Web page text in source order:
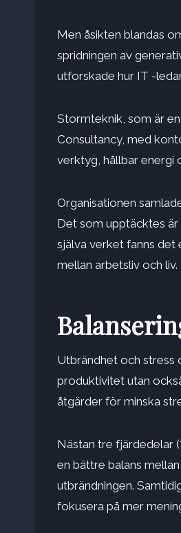
Men åsikten blandas
spridningen av
utforskade hur IT -
Stormteknik, som är
Consultancy, med
verktyg, hållbar energi
Organisationen
Det som upptäcktes
själva verket fanns det
mellan arbetsliv och liv.
Utbrändhet och stress
produktivitet utan
åtgärder för minska
Nästan tre fjärdedelar
en bättre balans
utbrändningen.
fokusera på mer